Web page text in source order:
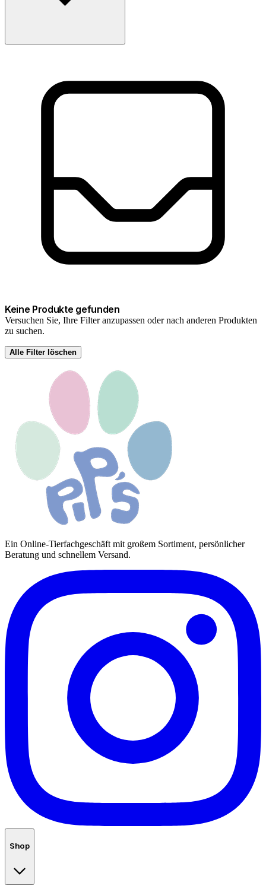
Keine Produkte gefunden
Versuchen Sie, Ihre Filter anzupassen oder nach anderen Produkten
zu suchen.
Alle Filter löschen
Ein Online-Tierfachgeschäft mit großem Sortiment, persönlicher
Beratung und schnellem Versand.
Shop